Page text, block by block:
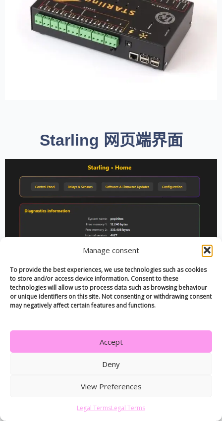
Manage consent
To provide the best experiences, we use technologies such as cookies
to store and/or access device information. Consent to these
technologies will allow us to process data such as browsing behaviour
or unique identifiers on this site. Not consenting or withdrawing consent
may negatively affect certain features and functions.
Accept
Deny
View Preferences
Legal TermsLegal Terms
Starling 网页端界面